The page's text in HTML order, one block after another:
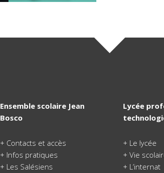
Ensemble scolaire Jean
Bosco
+ Contacts et accès
+ Infos pratiques
+ Les Salésiens
Lycée
+ Le lycée
+ Vie
+ L’internat